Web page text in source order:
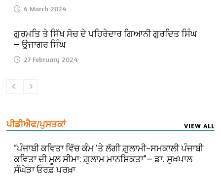
6 March 2024
ਗੁਰਮਤਿ ਤੇ ਸਿੱਖ ਸੋਚ ਦੇ ਪਹਿਰੇਦਾਰ ਗਿਆਨੀ ਗੁਰਦਿਤ ਸਿੰਘ
— ਉਜਾਗਰ ਸਿੰਘ
27 February 2024
ਪੀਡੀਐਫ/ਪੁਸਤਕਾਂ VIEW ALL
“ਪੰਜਾਬੀ ਕਵਿਤਾ ਵਿੱਚ ਕੰਮ ‘ਤੇ ਲੱਗੀ ਗ਼ੁਲਾਮੀ–ਸਮਕਾਲੀ ਪੰਜਾਬੀ
ਕਵਿਤਾ ਦੀ ਮੂਲ ਸੀਮਾ: ਗ਼ੁਲਾਮ ਮਾਨਸਿਕਤਾ”— ਡਾ. ਸੁਖਪਾਲ
ਸੰਘੇੜਾ ਓਰਫ਼ ਪਰਖ਼ਾ